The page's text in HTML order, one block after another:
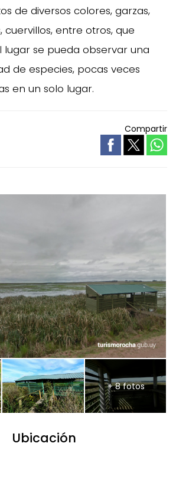
de diversos colores, garzas,
cuervillos, entre otros, que
lugar se pueda observar una
de especies, pocas veces
en un solo lugar.
Compartir
+ 8 fotos
Ubicación